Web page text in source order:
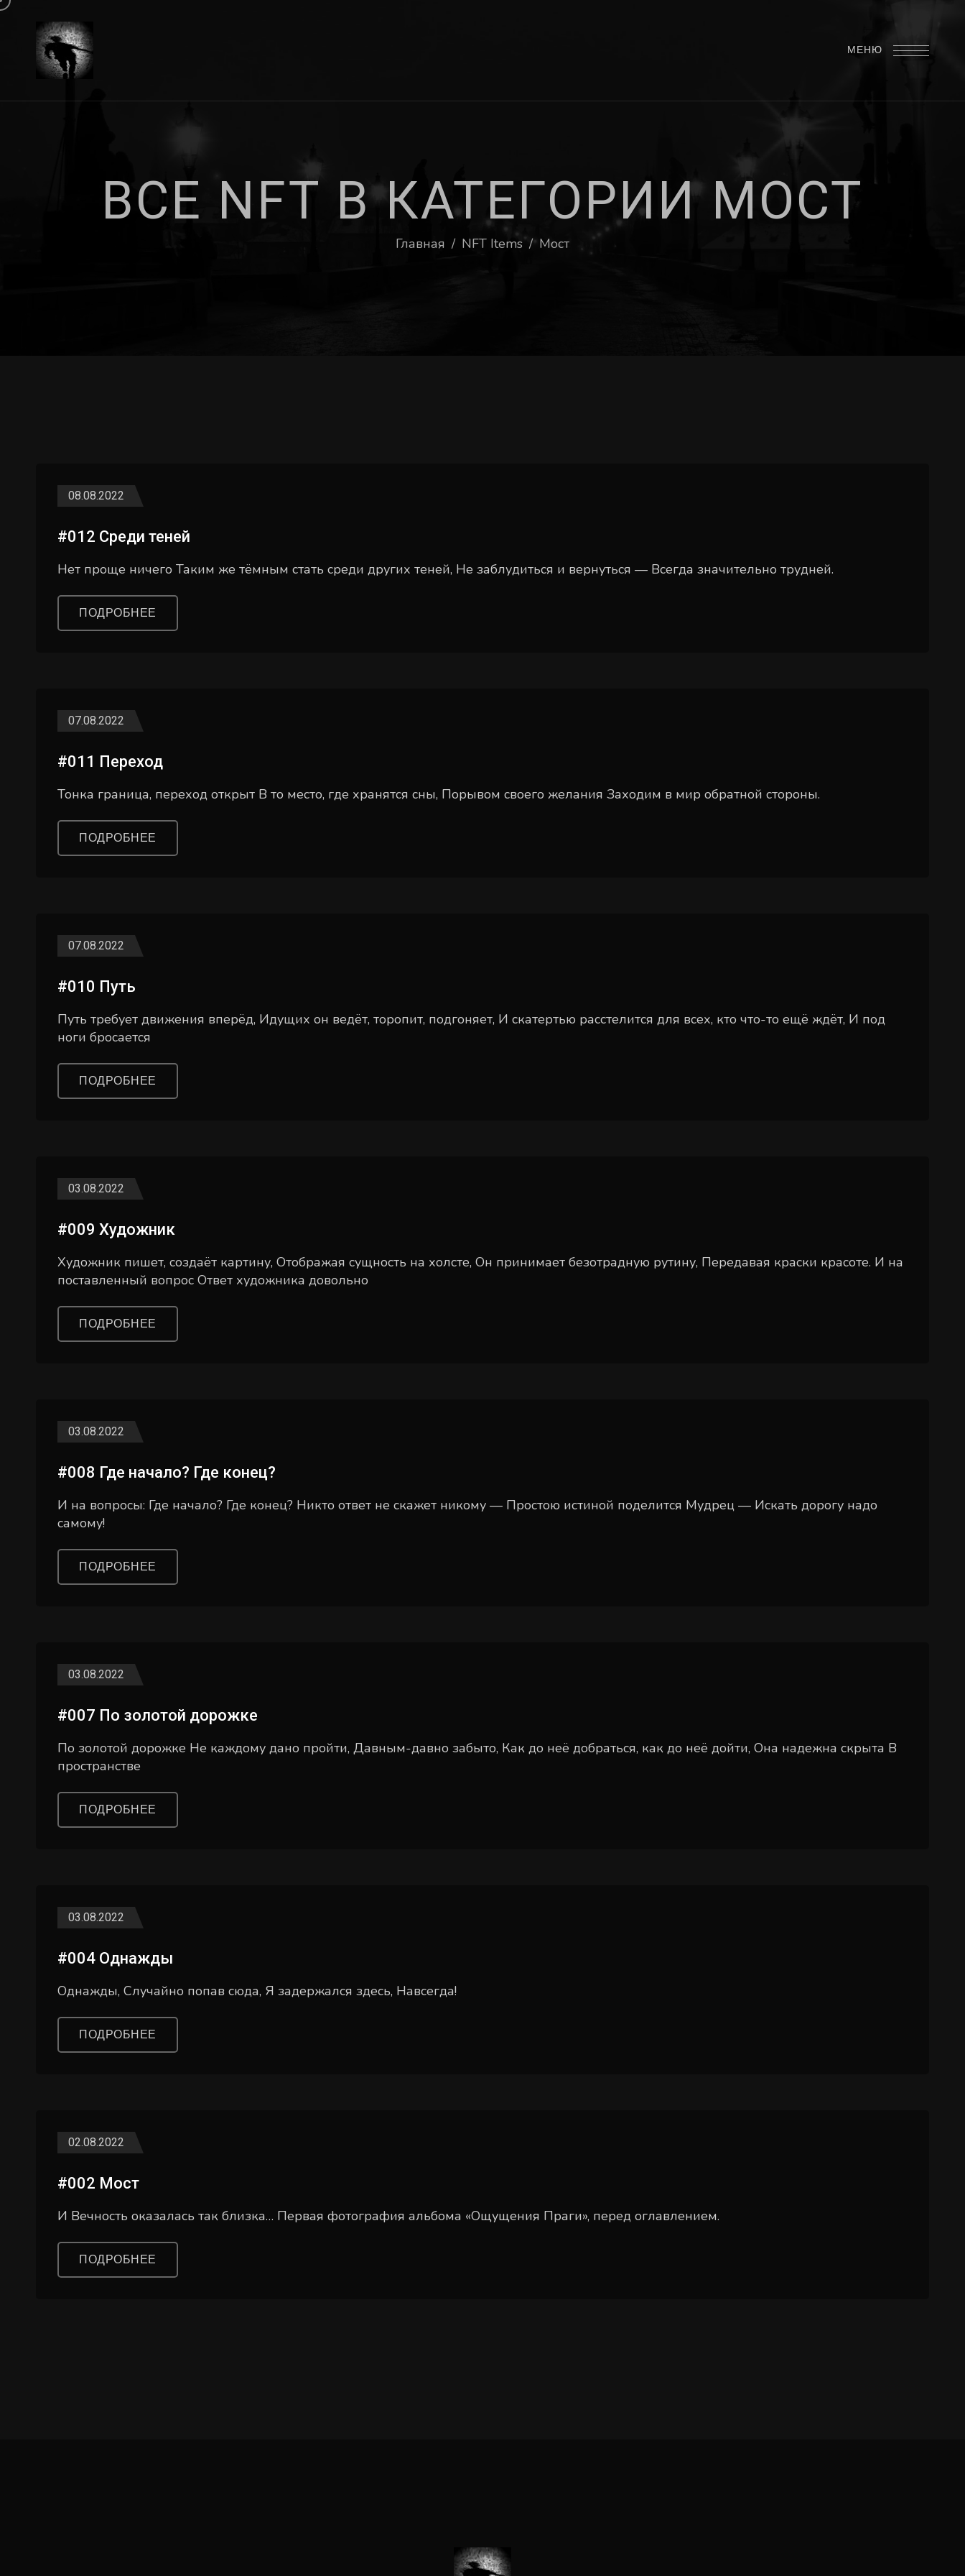
МЕНЮ
ВСЕ NFT В КАТЕГОРИИ МОСТ
Главная / NFT Items / Мост
08.08.2022
#012 Среди теней
Нет проще ничего Таким же тёмным стать среди других теней, Не заблудиться и вернуться — Всегда значительно трудней.
ПОДРОБНЕЕ
07.08.2022
#011 Переход
Тонка граница, переход открыт В то место, где хранятся сны, Порывом своего желания Заходим в мир обратной стороны.
ПОДРОБНЕЕ
07.08.2022
#010 Путь
Путь требует движения вперёд, Идущих он ведёт, торопит, подгоняет, И скатертью расстелится для всех, кто что-то ещё ждёт, И под
ноги бросается
ПОДРОБНЕЕ
03.08.2022
#009 Художник
Художник пишет, создаёт картину, Отображая сущность на холсте, Он принимает безотрадную рутину, Передавая краски красоте. И на
поставленный вопрос Ответ художника довольно
ПОДРОБНЕЕ
03.08.2022
#008 Где начало? Где конец?
И на вопросы: Где начало? Где конец? Никто ответ не скажет никому — Простою истиной поделится Мудрец — Искать дорогу надо
самому!
ПОДРОБНЕЕ
03.08.2022
#007 По золотой дорожке
По золотой дорожке Не каждому дано пройти, Давным-давно забыто, Как до неё добраться, как до неё дойти, Она надежна скрыта В
пространстве
ПОДРОБНЕЕ
03.08.2022
#004 Однажды
Однажды, Случайно попав сюда, Я задержался здесь, Навсегда!
ПОДРОБНЕЕ
02.08.2022
#002 Мост
И Вечность оказалась так близка… Первая фотография альбома «Ощущения Праги», перед оглавлением.
ПОДРОБНЕЕ